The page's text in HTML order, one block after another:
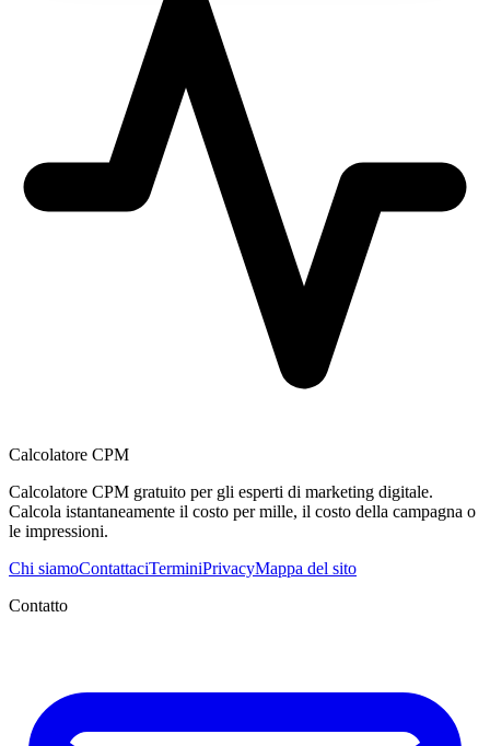
Calcolatore CPM
Calcolatore CPM gratuito per gli esperti di marketing digitale.
Calcola istantaneamente il costo per mille, il costo della campagna o
le impressioni.
Chi siamoContattaciTerminiPrivacyMappa del sito
Contatto